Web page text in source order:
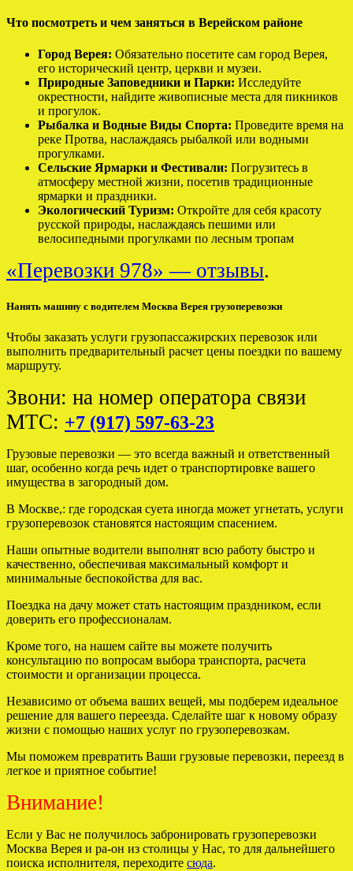
Что посмотреть и чем заняться в Верейском районе
Город Верея: Обязательно посетите сам город Верея,
его исторический центр, церкви и музеи.
Природные Заповедники и Парки: Исследуйте
окрестности, найдите живописные места для пикников
и прогулок.
Рыбалка и Водные Виды Спорта: Проведите время на
реке Протва, наслаждаясь рыбалкой или водными
прогулками.
Сельские Ярмарки и Фестивали: Погрузитесь в
атмосферу местной жизни, посетив традиционные
ярмарки и праздники.
Экологический Туризм: Откройте для себя красоту
русской природы, наслаждаясь пешими или
велосипедными прогулками по лесным тропам
«Перевозки 978» — отзывы.
Нанять машину с водителем Москва Верея грузоперевозки
Чтобы заказать услуги грузопассажирских перевозок или
выполнить предварительный расчет цены поездки по вашему
маршруту.
Звони: на номер оператора связи
МТС: +7 (917) 597-63-23
Грузовые перевозки — это всегда важный и ответственный
шаг, особенно когда речь идет о транспортировке вашего
имущества в загородный дом.
В Москве,: где городская суета иногда может угнетать, услуги
грузоперевозок становятся настоящим спасением.
Наши опытные водители выполнят всю работу быстро и
качественно, обеспечивая максимальный комфорт и
минимальные беспокойства для вас.
Поездка на дачу может стать настоящим праздником, если
доверить его профессионалам.
Кроме того, на нашем сайте вы можете получить
консультацию по вопросам выбора транспорта, расчета
стоимости и организации процесса.
Независимо от объема ваших вещей, мы подберем идеальное
решение для вашего переезда. Сделайте шаг к новому образу
жизни с помощью наших услуг по грузоперевозкам.
Мы поможем превратить Ваши грузовые перевозки, переезд в
легкое и приятное событие!
Внимание!
Если у Вас не получилось забронировать грузоперевозки
Москва Верея и ра-он из столицы у Нас, то для дальнейшего
поиска исполнителя, переходите сюда.